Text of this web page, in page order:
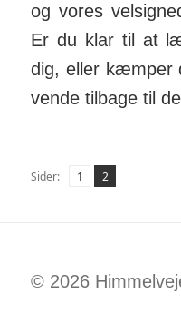
og vores
Er du klar til at
dig, eller kæmper
vende tilbage til
Sider: Side
1 ,
Side
2
© 2026